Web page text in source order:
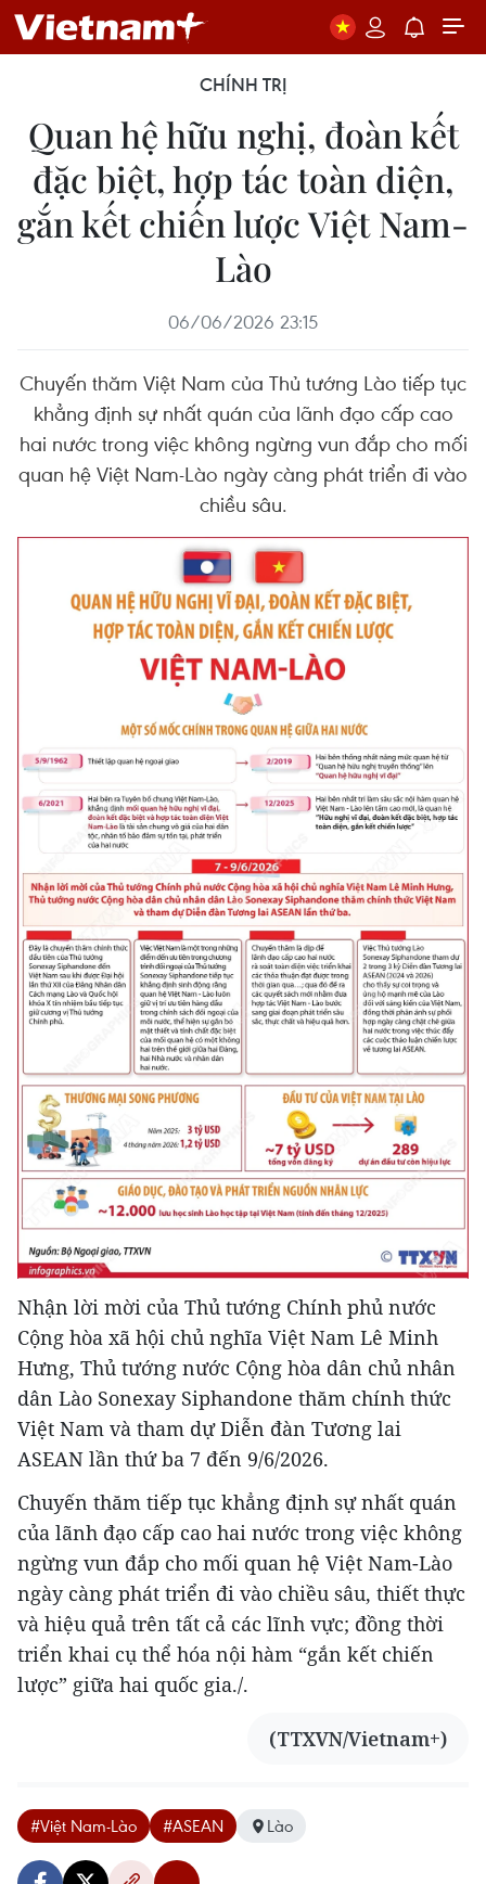
CHÍNH TRỊ
Quan hệ hữu nghị, đoàn kết
đặc biệt, hợp tác toàn diện,
gắn kết chiến lược Việt Nam-
Lào
06/06/2026 23:15
Chuyến thăm Việt Nam của Thủ tướng Lào tiếp tục
khẳng định sự nhất quán của lãnh đạo cấp cao
hai nước trong việc không ngừng vun đắp cho mối
quan hệ Việt Nam-Lào ngày càng phát triển đi vào
chiều sâu.
Nhận lời mời của Thủ tướng Chính phủ nước
Cộng hòa xã hội chủ nghĩa Việt Nam Lê Minh
Hưng, Thủ tướng nước Cộng hòa dân chủ nhân
dân Lào Sonexay Siphandone thăm chính thức
Việt Nam và tham dự Diễn đàn Tương lai
ASEAN lần thứ ba 7 đến 9/6/2026.
Chuyến thăm tiếp tục khẳng định sự nhất quán
của lãnh đạo cấp cao hai nước trong việc không
ngừng vun đắp cho mối quan hệ Việt Nam-Lào
ngày càng phát triển đi vào chiều sâu, thiết thực
và hiệu quả trên tất cả các lĩnh vực; đồng thời
triển khai cụ thể hóa nội hàm “gắn kết chiến
lược” giữa hai quốc gia./.
(TTXVN/Vietnam+)
#Việt Nam-Lào #ASEAN Lào